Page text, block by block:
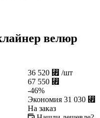
велюр
36 520 ⃏ /шт
67 550 ⃏
-46%
Экономия 31 030 ⃏
На заказ